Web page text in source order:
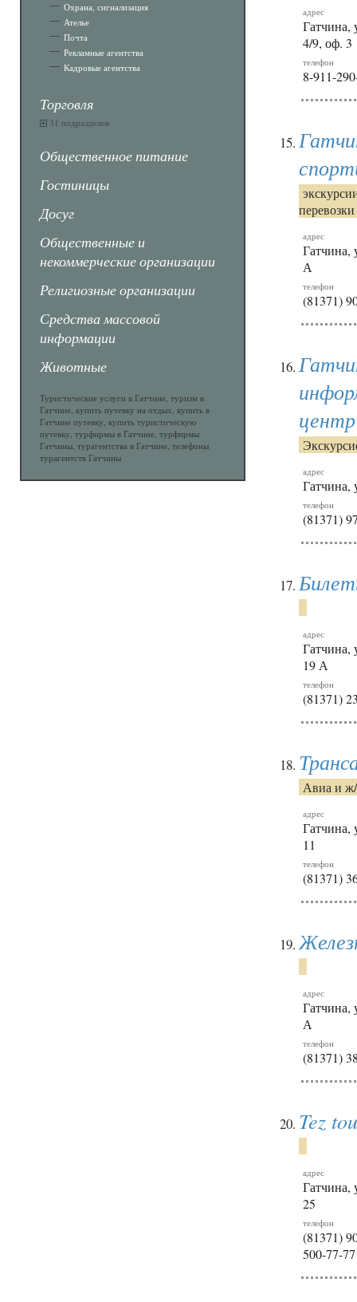
Охрана, сигнализация
Ателье
Почта
Рекламные агентства
Кадровые агентства
Торговля
31 подразделов
Общественное питание
Гостиницы
Досуг
Общественные и
некоммерческие организации
Религиозные организации
Средства массовой
информации
Животные
Туристические услуги в Гатчине, туризм в
Гатчине, купить путевку на отдых, купить в
Гатчине путевку, купить туристическую
путевку, турфирмы в Гатчине, турфирмы
Гатчины, турагентства в Гатчине, телефоны
турагентств Гатчины
адрес
Гатчина,
4/9, оф. 3
телефон
8-911-
перевозки
адрес
Гатчина,
А
телефон
(81371)
центр
адрес
Гатчина,
телефон
(81371)
адрес
Гатчина,
19 А
телефон
(81371)
Авиа и
адрес
Гатчина,
11
телефон
(81371)
адрес
Гатчина,
А
телефон
(81371)
Tez
адрес
Гатчина,
25
телефон
(81371)
500-77-77